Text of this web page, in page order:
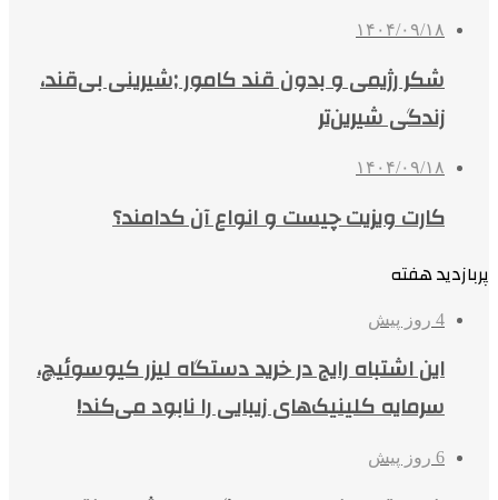
۱۴۰۴/۰۹/۱۸
شکر رژیمی و بدون قند کامور ;شیرینی بی‌قند،
زندگی شیرین‌تر
۱۴۰۴/۰۹/۱۸
کارت ویزیت چیست و انواع آن کدامند؟
پربازدید هفته
4 روز پیش
این اشتباه رایج در خرید دستگاه لیزر کیوسوئیچ،
سرمایه کلینیک‌های زیبایی را نابود می‌کند!
6 روز پیش